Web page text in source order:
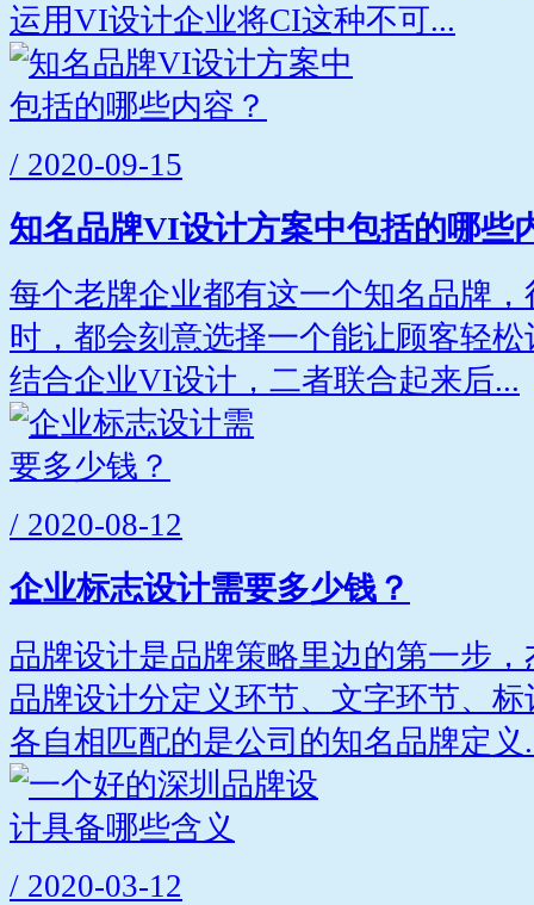
运用VI设计企业将CI这种不可...
/ 2020-09-15
知名品牌VI设计方案中包括的哪些
每个老牌企业都有这一个知名品牌
时，都会刻意选择一个能让顾客轻
结合企业VI设计，二者联合起来后...
/ 2020-08-12
企业标志设计需要多少钱？
品牌设计是品牌策略里边的第一步
品牌设计分定义环节、文字环节、
各自相匹配的是公司的知名品牌定义
/ 2020-03-12